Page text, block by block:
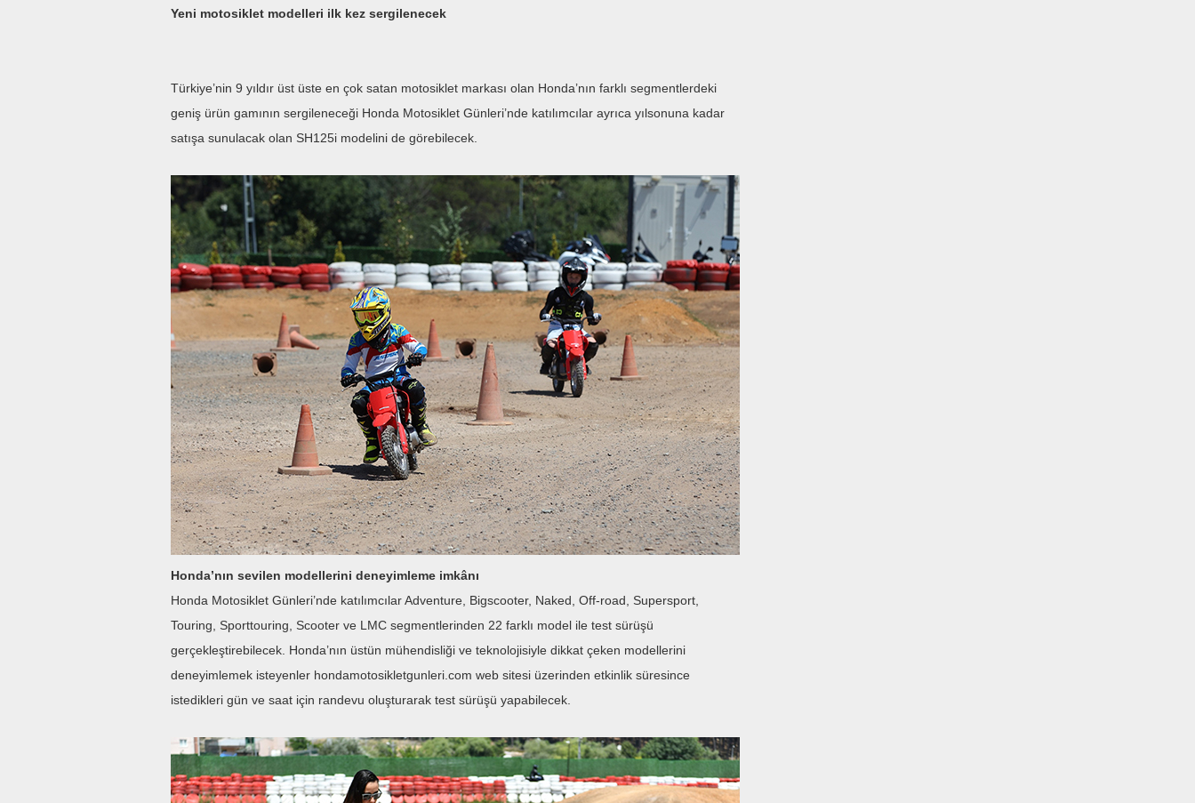
Yeni motosiklet modelleri ilk kez sergilenecek
Türkiye’nin 9 yıldır üst üste en çok satan motosiklet markası olan Honda’nın farklı segmentlerdeki
geniş ürün gamının sergileneceği Honda Motosiklet Günleri’nde katılımcılar ayrıca yılsonuna kadar
satışa sunulacak olan SH125i modelini de görebilecek.
Honda’nın sevilen modellerini deneyimleme imkânı
Honda Motosiklet Günleri’nde katılımcılar Adventure, Bigscooter, Naked, Off-road, Supersport,
Touring, Sporttouring, Scooter ve LMC segmentlerinden 22 farklı model ile test sürüşü
gerçekleştirebilecek. Honda’nın üstün mühendisliği ve teknolojisiyle dikkat çeken modellerini
deneyimlemek isteyenler hondamotosikletgunleri.com web sitesi üzerinden etkinlik süresince
istedikleri gün ve saat için randevu oluşturarak test sürüşü yapabilecek.